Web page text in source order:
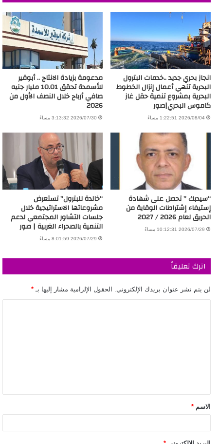
انجاز بحري جديد ..خدمات البترول
البحرية تنهي أعمال إنزال الخطوط
البحرية بمشروع تنمية حقل غاز
كاموس البحري|صور
2026/08/04 1:22:51 مساءً
مدعومة بزيادة الانتاج .. أبوقير
للأسمدة تحقق 10.01 مليار جنيه
صافي أرباح خلال النصف الأول من
2026
2026/07/30 3:13:32 مساءً
“سيدبك ” تحصل على شهادة
إستيفاء إشتراطات الوقاية من
الحريق لعام 2026 / 2027
2026/07/29 10:12:31 مساءً
“خالدة للبترول” تستعرض
مشروعاتها الاستراتيجية خلال
جلسات التشاور المجتمعي لدعم
التنمية بالصحراء الغربية | صور
2026/07/29 8:01:59 مساءً
اترك تعليقاً
لن يتم نشر عنوان بريدك الإلكتروني. الحقول الإلزامية مشار إليها بـ *
الاسم *